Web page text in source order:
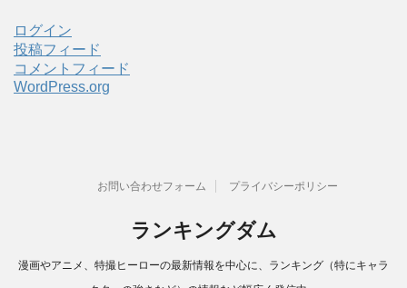
ログイン
投稿フィード
コメントフィード
WordPress.org
お問い合わせフォーム プライバシーポリシー
ランキングダム
漫画やアニメ、特撮ヒーローの最新情報を中心に、ランキング（特にキャラ